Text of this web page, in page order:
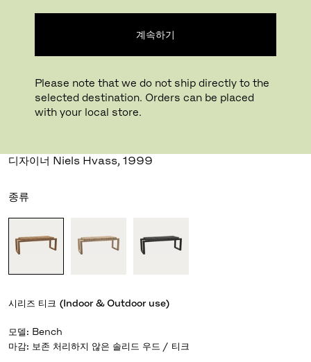
계속하기
Please note that we do not ship directly to the
selected destination. Orders can be placed
with your local store.
클릭하여 확대하기
디자이너 Niels Hvass, 1999
종류
시리즈 티크 (Indoor & Outdoor use)
모델: Bench
마감: